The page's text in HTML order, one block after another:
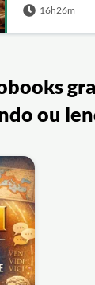
16h26m
ou